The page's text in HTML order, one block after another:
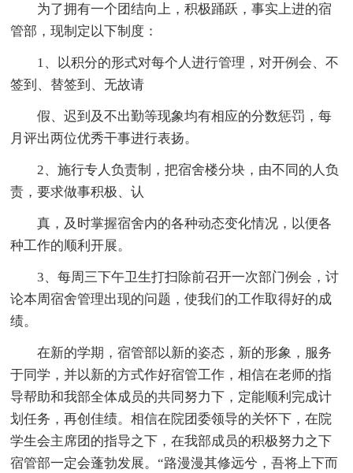
为了拥有一个团结向上，积极踊跃，事实上进的宿
管部，现制定以下制度：
1、以积分的形式对每个人进行管理，对开例会、不
签到、替签到、无故请
假、迟到及不出勤等现象均有相应的分数惩罚，每
月评出两位优秀干事进行表扬。
2、施行专人负责制，把宿舍楼分块，由不同的人负
责，要求做事积极、认
真，及时掌握宿舍内的各种动态变化情况，以便各
种工作的顺利开展。
3、每周三下午卫生打扫除前召开一次部门例会，讨
论本周宿舍管理出现的问题，使我们的工作取得好的成
绩。
在新的学期，宿管部以新的姿态，新的形象，服务
于同学，并以新的方式作好宿管工作，相信在老师的指
导帮助和我部全体成员的共同努力下，定能顺利完成计
划任务，再创佳绩。相信在院团委领导的关怀下，在院
学生会主席团的指导之下，在我部成员的积极努力之下
宿管部一定会蓬勃发展。“路漫漫其修远兮，吾将上下而